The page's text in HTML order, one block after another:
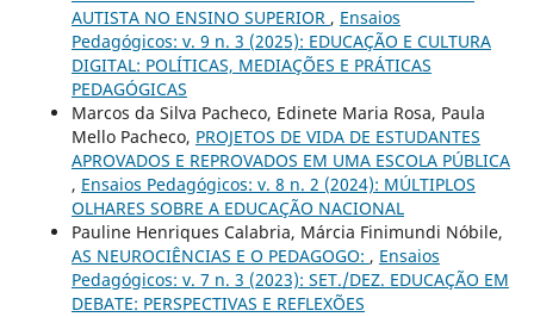
AUTISTA NO ENSINO SUPERIOR , Ensaios
Pedagógicos: v. 9 n. 3 (2025): EDUCAÇÃO E CULTURA
DIGITAL: POLÍTICAS, MEDIAÇÕES E PRÁTICAS
PEDAGÓGICAS
Marcos da Silva Pacheco, Edinete Maria Rosa, Paula
Mello Pacheco, PROJETOS DE VIDA DE ESTUDANTES
APROVADOS E REPROVADOS EM UMA ESCOLA PÚBLICA
, Ensaios Pedagógicos: v. 8 n. 2 (2024): MÚLTIPLOS
OLHARES SOBRE A EDUCAÇÃO NACIONAL
Pauline Henriques Calabria, Márcia Finimundi Nóbile,
AS NEUROCIÊNCIAS E O PEDAGOGO: , Ensaios
Pedagógicos: v. 7 n. 3 (2023): SET./DEZ. EDUCAÇÃO EM
DEBATE: PERSPECTIVAS E REFLEXÕES